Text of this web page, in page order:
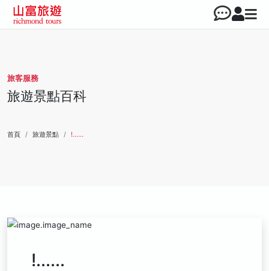
旅客服務
旅遊景點百科
首頁 旅遊景點 !......
!......